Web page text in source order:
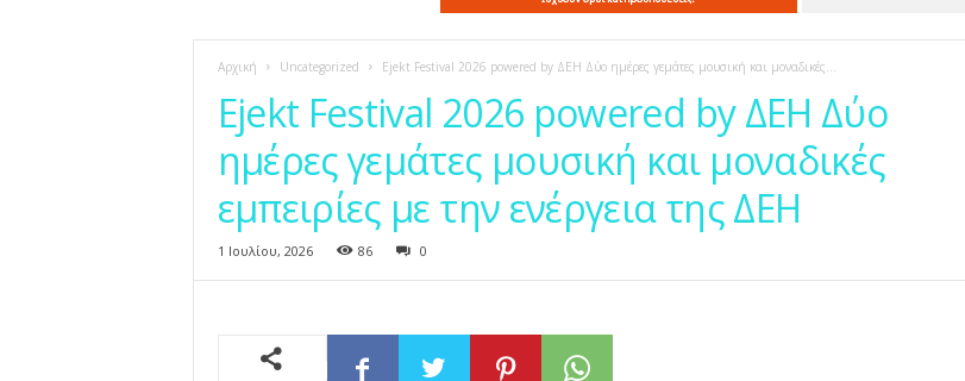
ς
Αρχική Uncategorized Ejekt Festival 2026 powered by ΔΕΗ Δύο ημέρες γεμάτες μουσική και μοναδικές...
Ejekt Festival 2026 powered by ΔΕΗ Δύο
ημέρες γεμάτες μουσική και μοναδικές
εμπειρίες με την ενέργεια της ΔΕΗ
1 Ιουλίου, 2026 86 0